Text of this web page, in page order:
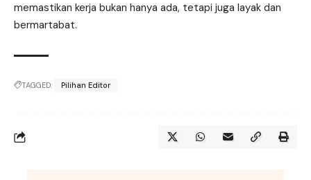
memastikan kerja bukan hanya ada, tetapi juga layak dan
bermartabat.
TAGGED: Pilihan Editor